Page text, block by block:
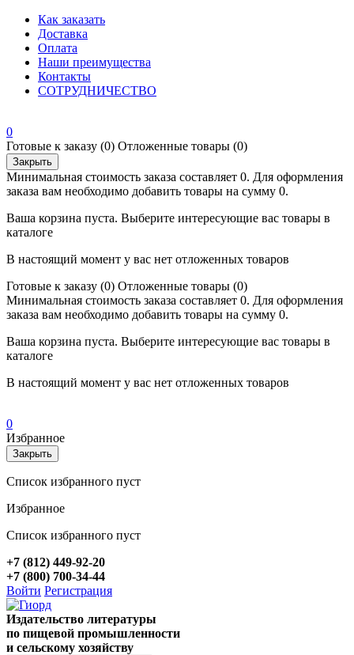
Как заказать
Доставка
Оплата
Наши преимущества
Контакты
СОТРУДНИЧЕСТВО
0
Готовые к заказу (0) Отложенные товары (0)
Закрыть
Минимальная стоимость заказа составляет 0. Для оформления
заказа вам необходимо добавить товары на сумму 0.
Ваша корзина пуста. Выберите интересующие вас товары в
каталоге
В настоящий момент у вас нет отложенных товаров
Готовые к заказу (0) Отложенные товары (0)
Минимальная стоимость заказа составляет 0. Для оформления
заказа вам необходимо добавить товары на сумму 0.
Ваша корзина пуста. Выберите интересующие вас товары в
каталоге
В настоящий момент у вас нет отложенных товаров
0
Избранное
Закрыть
Список избранного пуст
Избранное
Список избранного пуст
+7 (812) 449-92-20
+7 (800) 700-34-44
Войти Регистрация
Издательство литературы
по пищевой промышленности
и сельскому хозяйству